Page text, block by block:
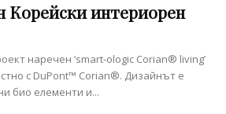
Корейски интериорен
наречен ’smart-ologic Corian® living’
с DuPont™ Corian®. Дизайнът е
био елементи и...